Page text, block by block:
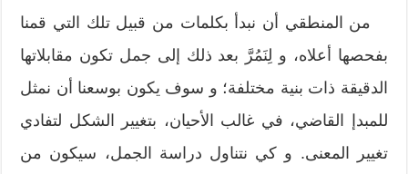
من المنطقي أن نبدأ بكلمات من قبيل تلك التي قمنا
بفحصها أعلاه، و لِنَمُرَّ بعد ذلك إلى جمل تكون مقابلاتها
الدقيقة ذات بنية مختلفة؛ و سوف يكون بوسعنا أن نمثل
للمبدإ القاضي، في غالب الأحيان، بتغيير الشكل لتفادي
تغيير المعنى. و كي نتناول دراسة الجمل، سيكون من